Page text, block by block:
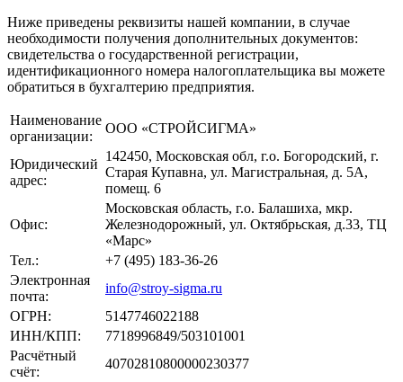
Ниже приведены реквизиты нашей компании, в случае
необходимости получения дополнительных документов:
свидетельства о государственной регистрации,
идентификационного номера налогоплательщика вы можете
обратиться в бухгалтерию предприятия.
Наименование
организации:
ООО «СТРОЙСИГМА»
Юридический
адрес:
142450, Московская обл, г.о. Богородский, г.
Старая Купавна, ул. Магистральная, д. 5А,
помещ. 6
Офис:
Московская область, г.о. Балашиха, мкр.
Железнодорожный, ул. Октябрьская, д.33, ТЦ
«Марс»
Тел.:
+7 (495) 183-36-26
Электронная
почта:
info@stroy-sigma.ru
ОГРН:
5147746022188
ИНН/КПП:
7718996849/503101001
Расчётный
счёт:
40702810800000230377